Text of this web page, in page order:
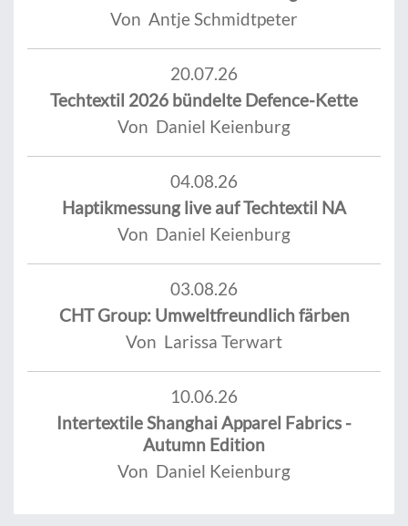
Von Antje Schmidtpeter
20.07.26
Techtextil 2026 bündelte Defence-Kette
Von Daniel Keienburg
04.08.26
Haptikmessung live auf Techtextil NA
Von Daniel Keienburg
03.08.26
CHT Group: Umweltfreundlich färben
Von Larissa Terwart
10.06.26
Intertextile Shanghai Apparel Fabrics -
Autumn Edition
Von Daniel Keienburg